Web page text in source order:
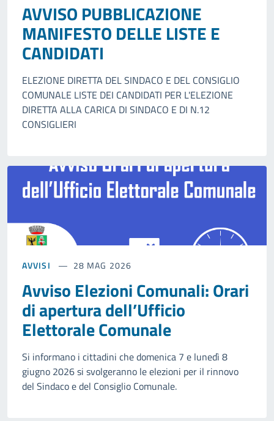
AVVISO PUBBLICAZIONE
MANIFESTO DELLE LISTE E
CANDIDATI
ELEZIONE DIRETTA DEL SINDACO E DEL CONSIGLIO
COMUNALE LISTE DEI CANDIDATI PER L'ELEZIONE
DIRETTA ALLA CARICA DI SINDACO E DI N.12
CONSIGLIERI
AVVISI 28 MAG 2026
Avviso Elezioni Comunali: Orari
di apertura dell’Ufficio
Elettorale Comunale
Si informano i cittadini che domenica 7 e lunedì 8
giugno 2026 si svolgeranno le elezioni per il rinnovo
del Sindaco e del Consiglio Comunale.